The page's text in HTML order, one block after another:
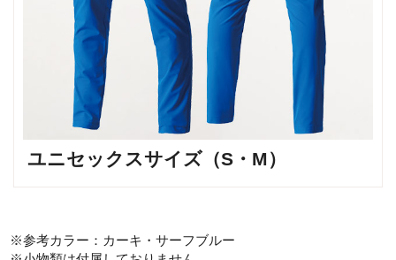
ユニセックスサイズ（S・M）
※参考カラー：カーキ・サーフブルー